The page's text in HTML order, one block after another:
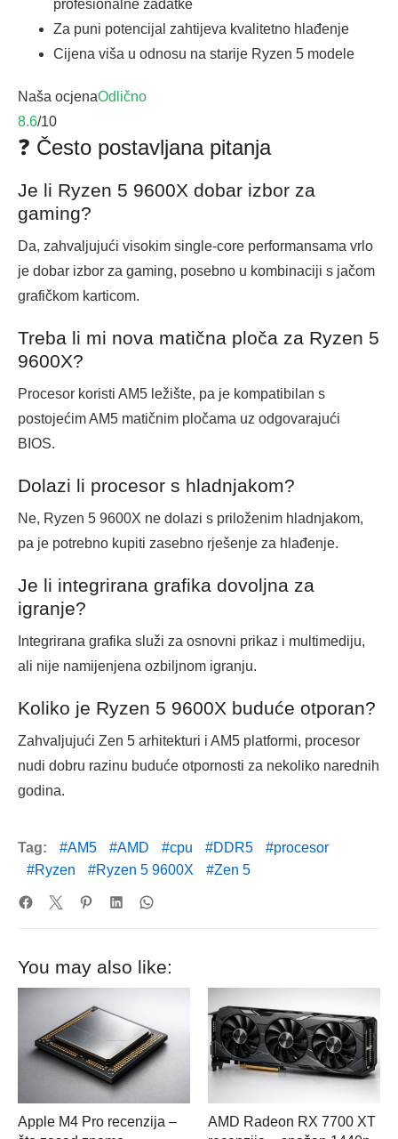
profesionalne zadatke
Za puni potencijal zahtijeva kvalitetno hlađenje
Cijena viša u odnosu na starije Ryzen 5 modele
Naša ocjenaOdlično
8.6/10
❓ Često postavljana pitanja
Je li Ryzen 5 9600X dobar izbor za
gaming?
Da, zahvaljujući visokim single-core performansama vrlo
je dobar izbor za gaming, posebno u kombinaciji s jačom
grafičkom karticom.
Treba li mi nova matična ploča za Ryzen 5
9600X?
Procesor koristi AM5 ležište, pa je kompatibilan s
postojećim AM5 matičnim pločama uz odgovarajući
BIOS.
Dolazi li procesor s hladnjakom?
Ne, Ryzen 5 9600X ne dolazi s priloženim hladnjakom,
pa je potrebno kupiti zasebno rješenje za hlađenje.
Je li integrirana grafika dovoljna za
igranje?
Integrirana grafika služi za osnovni prikaz i multimediju,
ali nije namijenjena ozbiljnom igranju.
Koliko je Ryzen 5 9600X buduće otporan?
Zahvaljujući Zen 5 arhitekturi i AM5 platformi, procesor
nudi dobru razinu buduće otpornosti za nekoliko narednih
godina.
Tag: AM5 AMD cpu DDR5
procesor
Ryzen
Ryzen 5 9600X Zen 5
You may also like:
Apple M4 Pro recenzija –
AMD Radeon RX 7700 XT